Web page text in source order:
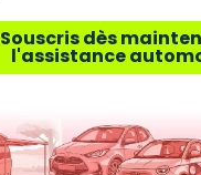
Souscris dès
l'assistance